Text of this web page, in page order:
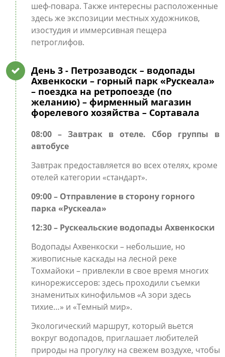
шеф-повара. Также интересны расположенные
здесь же экспозиции местных художников,
изостудия и иммерсивная пещера
петроглифов.
День 3 - Петрозаводск – водопады
Ахвенкоски – горный парк «Рускеала»
– поездка на ретропоезде (по
желанию) – фирменный магазин
форелевого хозяйства – Сортавала
08:00 – Завтрак в отеле. Сбор группы в
автобусе
Завтрак предоставляется во всех отелях, кроме
отелей категории «стандарт».
09:00 – Отправление в сторону горного
парка «Рускеала»
12:30 – Рускеальские водопады Ахвенкоски
Водопады Ахвенкоски – небольшие, но
живописные каскады на лесной реке
Тохмайоки – привлекли в свое время многих
кинорежиссеров: здесь проходили съемки
знаменитых кинофильмов «А зори здесь
тихие…» и «Темный мир».
Экологический маршрут, который вьется
вокруг водопадов, приглашает любителей
природы на прогулку на свежем воздухе, чтобы